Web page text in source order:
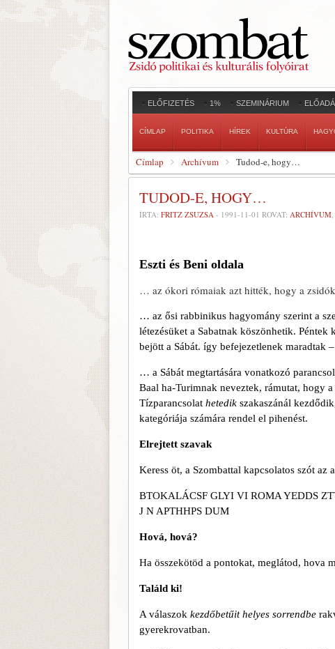
ELŐFIZETÉS 1% SZEMINÁRIUM
CÍMLAP POLITIKA HÍREK KULTÚRA
Címlap Archívum Tudod-e, hogy…
TUDOD-E, HOGY…
ÍRTA: FRITZ ZSUZSA - 1991-11-01 ROVAT: ARCHÍVUM,
Eszti és Beni oldala
… az ókori rómaiak azt hitték, hogy a
… az ősi rabbinikus hagyomány szerint a
létezésüket a Sabatnak köszönhetik.
bejött a Sábát. így befejezetlenek maradtak
… a Sábát megtartására vonatkozó
Baal ha-Turimnak neveztek, rámutat, hogy a
Tízparancsolat hetedik szakaszánál
kategóriája számára rendel el pihenést.
Elrejtett szavak
Keress öt, a Szombattal kapcsolatos szót az
BTOKALÁCSF GLYI VI ROMA YEDDS
J N APTHHPS DUM
Hová, hová?
Ha összekötöd a pontokat, meglátod, hova
Találd ki!
A válaszok kezdőbetűit helyes sorrendbe
gyerekrovatban.